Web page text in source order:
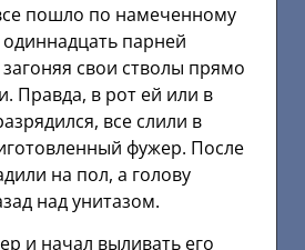
пошло по намеченному
парней
свои стволы прямо
Правда, в рот ей или в
все слили в
фужер. После
на пол, а голову
над унитазом.
и начал выливать его